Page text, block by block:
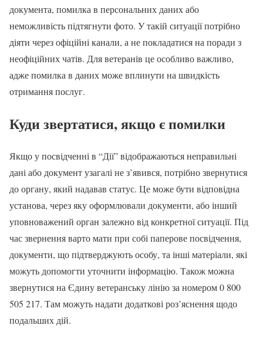
документа, помилка в персональних даних або
неможливість підтягнути фото. У такій ситуації потрібно
діяти через офіційні канали, а не покладатися на поради з
неофіційних чатів. Для ветеранів це особливо важливо,
адже помилка в даних може вплинути на швидкість
отримання послуг.
Куди звертатися, якщо є помилки
Якщо у посвідченні в “Дії” відображаються неправильні
дані або документ узагалі не з’явився, потрібно звернутися
до органу, який надавав статус. Це може бути відповідна
установа, через яку оформлювали документи, або інший
уповноважений орган залежно від конкретної ситуації. Під
час звернення варто мати при собі паперове посвідчення,
документи, що підтверджують особу, та інші матеріали, які
можуть допомогти уточнити інформацію. Також можна
звернутися на Єдину ветеранську лінію за номером 0 800
505 217. Там можуть надати додаткові роз’яснення щодо
подальших дій.